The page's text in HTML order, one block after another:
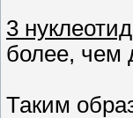
3
более, чем
Таким